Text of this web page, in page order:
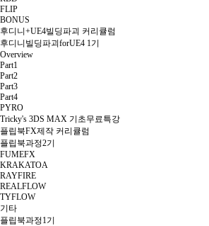
FLIP
BONUS
후디니+UE4빌딩파괴 커리큘럼
후디니빌딩파괴forUE4 1기
Overview
Part1
Part2
Part3
Part4
PYRO
Tricky's 3DS MAX 기초무료특강
플립북FX제작 커리큘럼
플립북과정2기
FUMEFX
KRAKATOA
RAYFIRE
REALFLOW
TYFLOW
기타
플립북과정1기